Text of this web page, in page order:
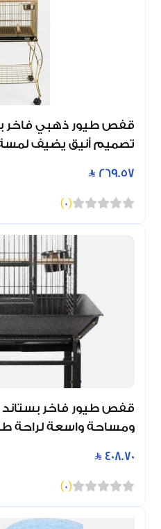
قفص طيور ذهبي فاخر
تصميم أنيق يضيف
269.57
(
0
)
قفص طيور فاخر
ومساحة واسعة لراحة
408.70
(
0
)